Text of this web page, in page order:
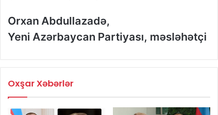
Orxan Abdullazadə,
Yeni Azərbaycan Partiyası, məsləhətçi
Oxşar Xəbərlər